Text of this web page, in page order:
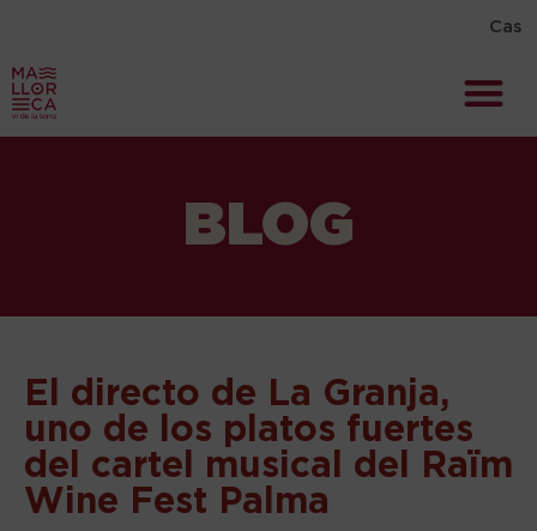
Cas
BLOG
El directo de La Granja,
uno de los platos fuertes
del cartel musical del Raïm
Wine Fest Palma